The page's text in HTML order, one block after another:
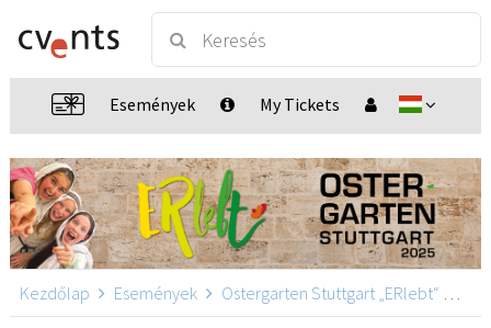
Események My Tickets
Kezdőlap Események Ostergarten Stuttgart „ERlebt“